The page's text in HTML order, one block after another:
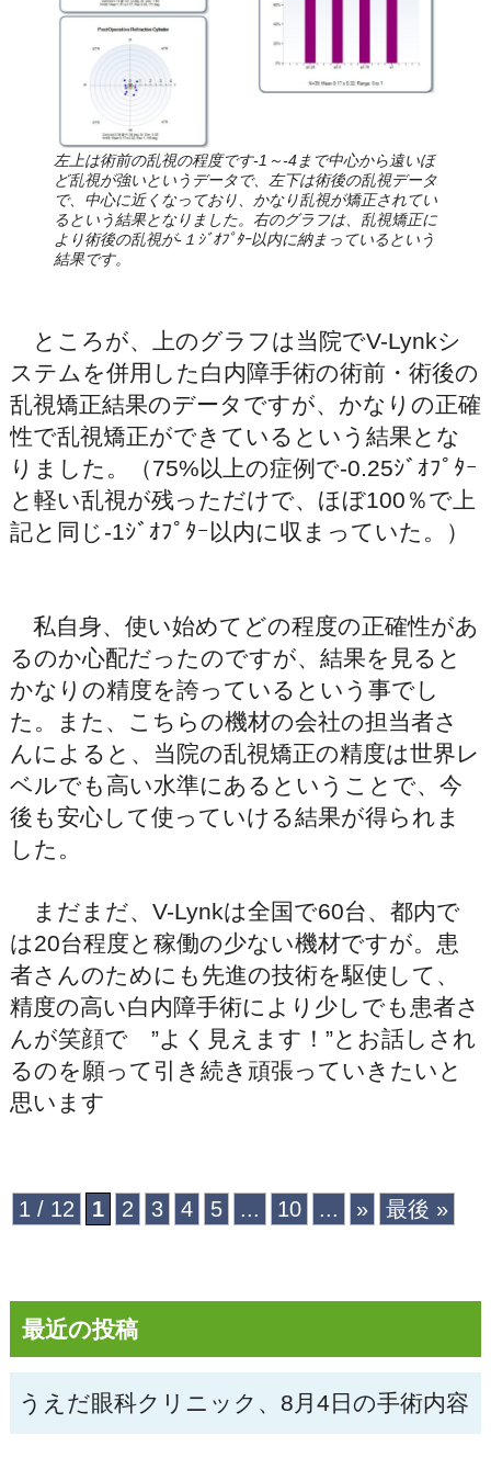
最近の投稿
うえだ眼科クリニック、8月4日の手術内容
左上は術前の乱視の程度です-1～-4まで中心から遠いほ
ど乱視が強いというデータで、左下は術後の乱視データ
で、中心に近くなっており、かなり乱視が矯正されてい
るという結果となりました。右のグラフは、乱視矯正に
より術後の乱視が-１ｼﾞｵﾌﾟﾀｰ以内に納まっているという
結果です。
ところが、上のグラフは当院でV-Lynkシ
ステムを併用した白内障手術の術前・術後の
乱視矯正結果のデータですが、かなりの正確
性で乱視矯正ができているという結果とな
りました。（75%以上の症例で-0.25ｼﾞｵﾌﾟﾀｰ
と軽い乱視が残っただけで、ほぼ100％で上
記と同じ-1ｼﾞｵﾌﾟﾀｰ以内に収まっていた。）
私自身、使い始めてどの程度の正確性があ
るのか心配だったのですが、結果を見ると
かなりの精度を誇っているという事でし
た。また、こちらの機材の会社の担当者さ
んによると、当院の乱視矯正の精度は世界レ
ベルでも高い水準にあるということで、今
後も安心して使っていける結果が得られま
した。
まだまだ、V-Lynkは全国で60台、都内で
は20台程度と稼働の少ない機材ですが。患
者さんのためにも先進の技術を駆使して、
精度の高い白内障手術により少しでも患者さ
んが笑顔で ”よく見えます！”とお話しされ
るのを願って引き続き頑張っていきたいと
思います
1 / 12 1 2 3 4 5 ... 10 ... » 最後 »